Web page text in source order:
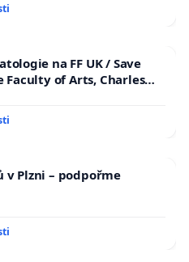
na FF UK / Save
of Arts, Charles
v Plzni – podpořme